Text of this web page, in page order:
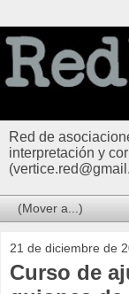
Red de
interpretación y
21 de diciembre de
Curso de